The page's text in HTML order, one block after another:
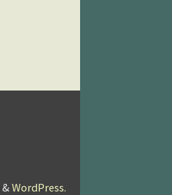
& WordPress.